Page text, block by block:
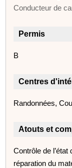
Conducteur de
Permis
B
Centres
Randonnées,
Atouts et
Contrôle de
réparation du